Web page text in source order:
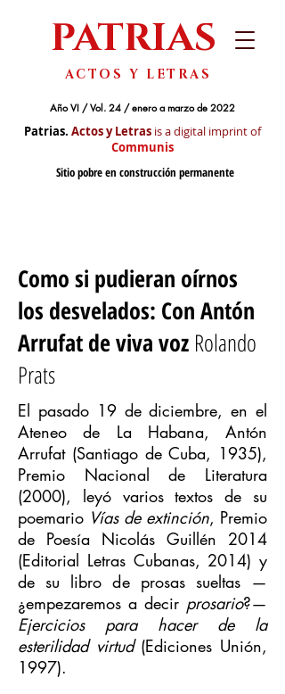
PATRIAS
Sitio pobre en construcción permanente
ACTOS Y LETRAS
Año VI / Vol. 24 / enero a marzo de 2022
Patrias. Actos y Letras is a digital imprint of
Communis
Como si pudieran oírnos
los desvelados: Con Antón
Arrufat de viva voz Rolando
Prats
El pasado 19 de diciembre, en el
Ateneo de La Habana, Antón
Arrufat (Santiago de Cuba, 1935),
Premio Nacional de Literatura
(2000), leyó varios textos de su
poemario Vías de extinción, Premio
de Poesía Nicolás Guillén 2014
(Editorial Letras Cubanas, 2014) y
de su libro de prosas sueltas —
¿empezaremos a decir prosario?—
Ejercicios para hacer de la
esterilidad virtud(Ediciones Unión,
1997).